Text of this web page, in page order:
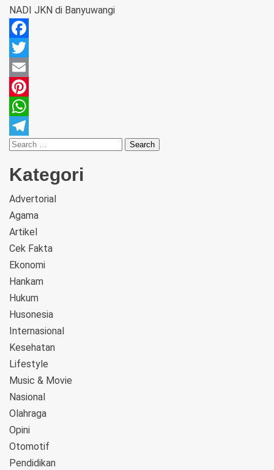
NADI JKN di Banyuwangi
Facebook
Twitter
Email
Pinterest
WhatsApp
Telegram
Kategori
Advertorial
Agama
Artikel
Cek Fakta
Ekonomi
Hankam
Hukum
Husonesia
Internasional
Kesehatan
Lifestyle
Music & Movie
Nasional
Olahraga
Opini
Otomotif
Pendidikan